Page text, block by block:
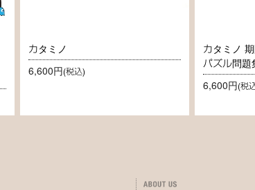
カタミノ
6,600円(税込)
カタミノ
パズル問題
6,600円(税